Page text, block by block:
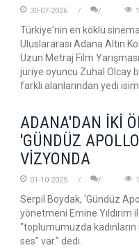
30-07-2026
Türkiye'nin en köklü
Uluslararası Adana Altın
Uzun Metraj Film
jüriye oyuncu Zuhal Olcay
farklı alanlarından yedi
ADANA'DAN İKİ
'GÜNDÜZ
VİZYONDA
01-10-2025
Serpil Boydak, 'Gündüz
yönetmeni Emine Yıldırım
"toplumumuzda
ses" var." dedi.